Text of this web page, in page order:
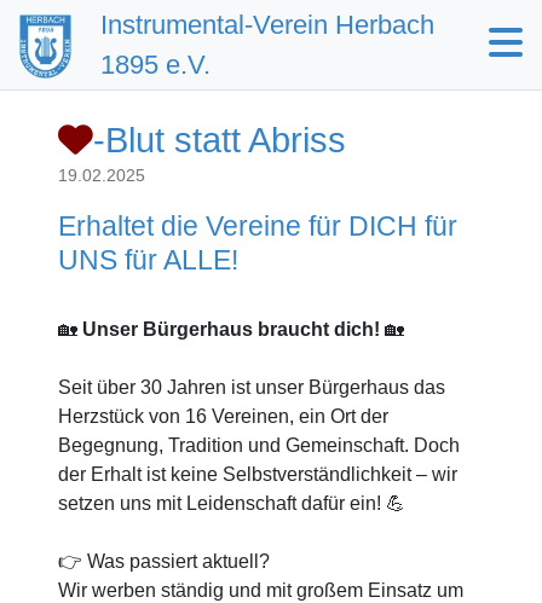
Instrumental-Verein Herbach
1895 e.V.
-Blut statt Abriss
19.02.2025
Erhaltet die Vereine für DICH für
UNS für ALLE!
🏡 Unser Bürgerhaus braucht dich! 🏡
Seit über 30 Jahren ist unser Bürgerhaus das
Herzstück von 16 Vereinen, ein Ort der
Begegnung, Tradition und Gemeinschaft. Doch
der Erhalt ist keine Selbstverständlichkeit – wir
setzen uns mit Leidenschaft dafür ein! 💪
👉 Was passiert aktuell?
Wir werben ständig und mit großem Einsatz um